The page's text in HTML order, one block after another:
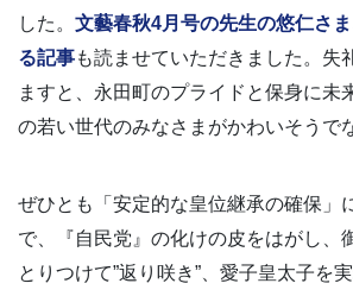
した。 文藝春秋4月号の先生の悠仁さ
る記事も読ませていただきました。失
ますと、永田町のプライドと保身に未
の若い世代のみなさまがかわいそうで
ぜひとも「安定的な皇位継承の確保」
で、『自民党』の化けの皮をはがし、
とりつけて”返り咲き”、愛子皇太子を